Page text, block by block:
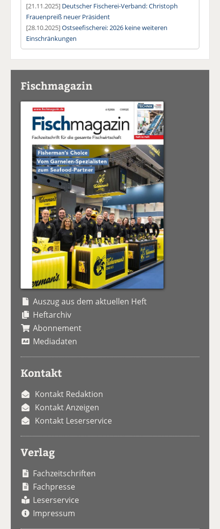
[21.11.2025] Deutscher Fischerei-Verband: Christoph
Frauenpreiß neuer Präsident
[28.10.2025]Ostseefischerei: 2026 keine weiteren
Einschränkungen
Fischmagazin
Auszug aus dem aktuellen Heft
Heftarchiv
Abonnement
Mediadaten
Kontakt
Kontakt Redaktion
Kontakt Anzeigen
Kontakt Leserservice
Verlag
Fachzeitschriften
Fachpresse
Leserservice
Impressum